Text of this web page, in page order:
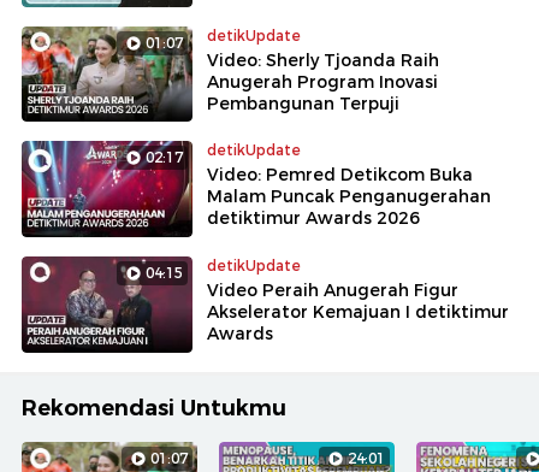
01:07 detikUpdate
Video: Sherly Tjoanda Raih
Anugerah Program Inovasi
Pembangunan Terpuji
02:17 detikUpdate
Video: Pemred Detikcom Buka
Malam Puncak Penganugerahan
detiktimur Awards 2026
04:15 detikUpdate
Video Peraih Anugerah Figur
Akselerator Kemajuan I detiktimur
Awards
Rekomendasi Untukmu
01:07 24:01